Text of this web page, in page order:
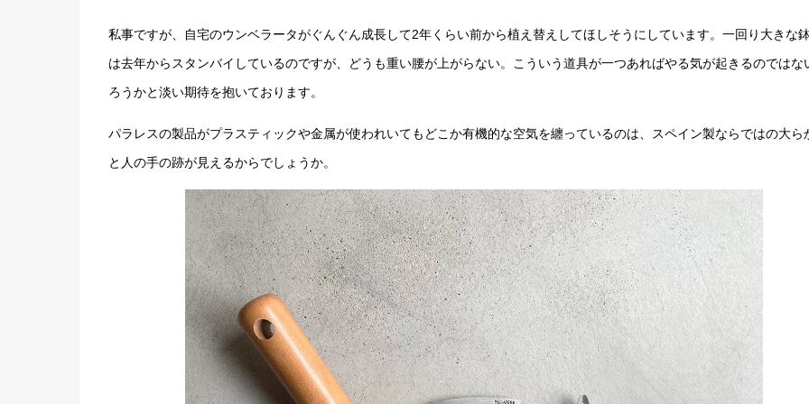
私事ですが、自宅のウンベラータがぐんぐん成長して2年くらい前から植え替えしてほしそうにしています。一回り大きな
は去年からスタンバイしているのですが、どうも重い腰が上がらない。こういう道具が一つあればやる気が起きるのではな
ろうかと淡い期待を抱いております。
パラレスの製品がプラスティックや金属が使われいてもどこか有機的な空気を纏っているのは、スペイン製ならではの大ら
と人の手の跡が見えるからでしょうか。